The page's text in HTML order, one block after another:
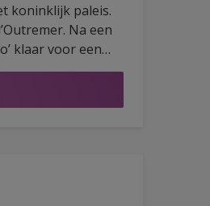
koninklijk paleis.
Na een
klaar voor een
art-deco-
met Sikkens